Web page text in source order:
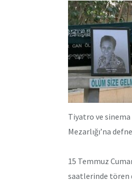
Tiyatro ve sinema
Mezarlığı’na
15 Temmuz
saatlerinde tören